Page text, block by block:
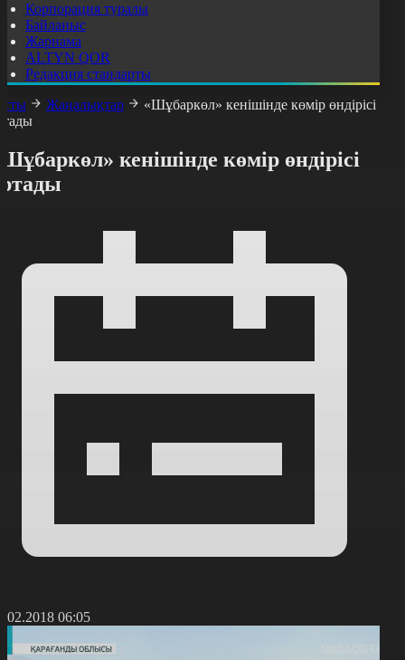
Корпорация туралы
Байланыс
Жарнама
ALTYN QOR
Редакция стандарты
Жаңалықтар
«Шұбаркөл» кенішінде көмір өндірісі
кенішінде көмір өндірісі
06:05